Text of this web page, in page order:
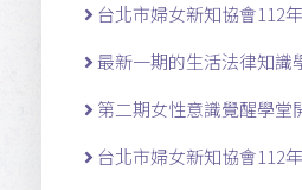
台北市婦女新知協會112
最新一期的生活法律知識
第二期女性意識覺醒學堂
台北市婦女新知協會112